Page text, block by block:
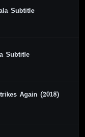
Subtitle
Subtitle
Again (2018)